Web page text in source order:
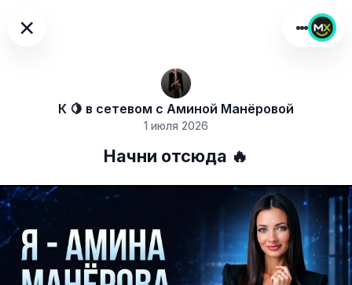
×
К 🍋 в сетевом с Аминой Манёровой
1 июля 2026
Начни отсюда 🔥